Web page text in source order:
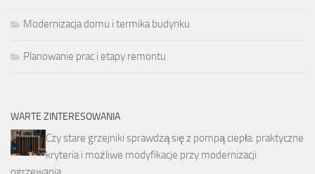
Modernizacja domu i termika budynku
Planowanie prac i etapy remontu
WARTE ZINTERESOWANIA
Czy stare grzejniki sprawdzą się z pompą ciepła: praktyczne
kryteria i możliwe modyfikacje przy modernizacji